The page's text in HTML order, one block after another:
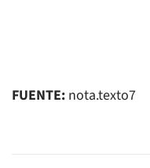
FUENTE: nota.texto7